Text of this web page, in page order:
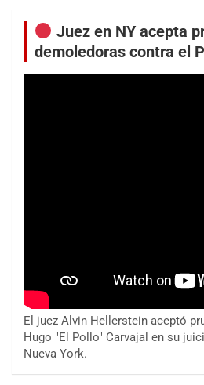
Juez en NY acepta
demoledoras contra el
El juez Alvin Hellerstein aceptó
Hugo "El Pollo" Carvajal en su
Nueva York.